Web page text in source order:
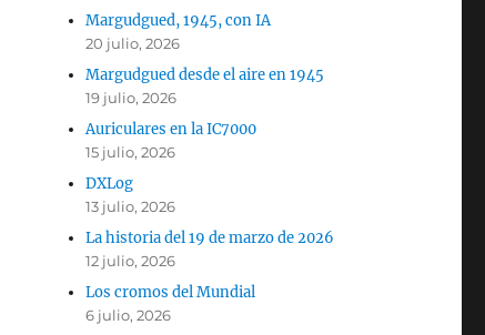
Margudgued, 1945, con IA
20 julio, 2026
Margudgued desde el aire en 1945
19 julio, 2026
Auriculares en la IC7000
15 julio, 2026
DXLog
13 julio, 2026
La historia del 19 de marzo de 2026
12 julio, 2026
Los cromos del Mundial
6 julio, 2026